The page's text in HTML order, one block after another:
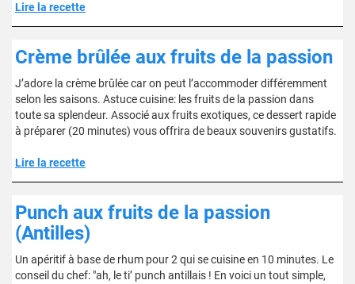
Lire la recette
Crème brûlée aux fruits de la passion
J’adore la crème brûlée car on peut l’accommoder différemment
selon les saisons. Astuce cuisine: les fruits de la passion dans
toute sa splendeur. Associé aux fruits exotiques, ce dessert rapide
à préparer (20 minutes) vous offrira de beaux souvenirs gustatifs.
Lire la recette
Punch aux fruits de la passion
(Antilles)
Un apéritif à base de rhum pour 2 qui se cuisine en 10 minutes. Le
conseil du chef: "ah, le ti’ punch antillais ! En voici un tout simple,